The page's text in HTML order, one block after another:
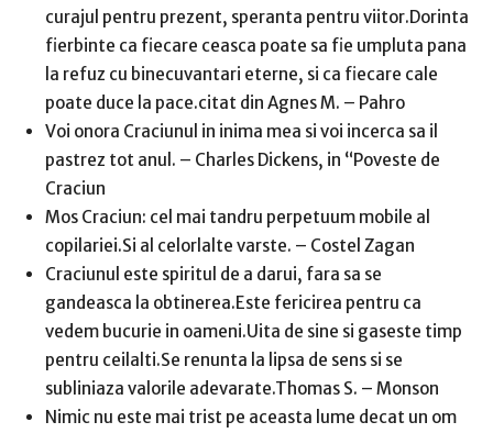
curajul pentru prezent, speranta pentru viitor.Dorinta
fierbinte ca fiecare ceasca poate sa fie umpluta pana
la refuz cu binecuvantari eterne, si ca fiecare cale
poate duce la pace.citat din Agnes M. – Pahro
Voi onora Craciunul in inima mea si voi incerca sa il
pastrez tot anul. – Charles Dickens, in “Poveste de
Craciun
Mos Craciun: cel mai tandru perpetuum mobile al
copilariei.Si al celorlalte varste. – Costel Zagan
Craciunul este spiritul de a darui, fara sa se
gandeasca la obtinerea.Este fericirea pentru ca
vedem bucurie in oameni.Uita de sine si gaseste timp
pentru ceilalti.Se renunta la lipsa de sens si se
subliniaza valorile adevarate.Thomas S. – Monson
Nimic nu este mai trist pe aceasta lume decat un om